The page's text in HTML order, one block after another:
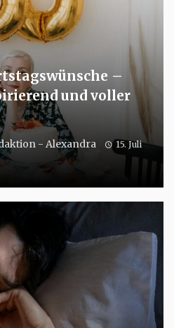
–
und voller
- Alexandra
15. Juli